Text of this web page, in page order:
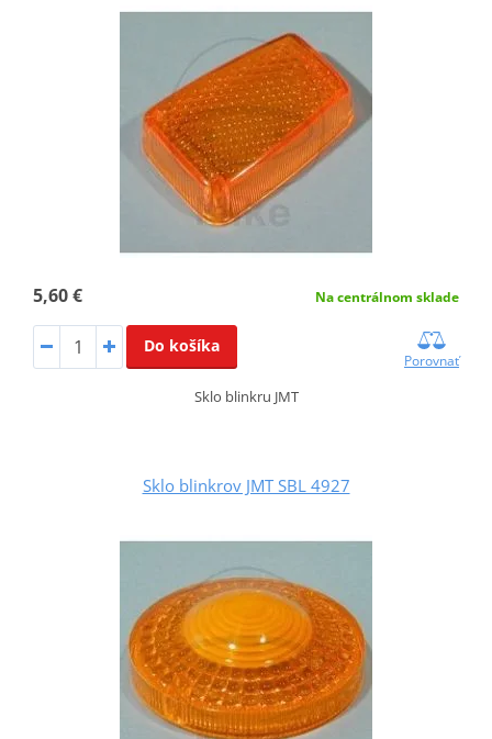
5,60 € Na centrálnom sklade
Do košíka
Porovnať
Sklo blinkru JMT
Sklo blinkrov JMT SBL 4927